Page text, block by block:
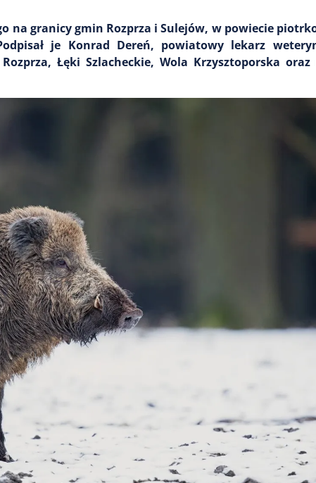
na granicy gmin Rozprza i Sulejów, w powiecie
je Konrad Dereń, powiatowy lekarz
Łęki Szlacheckie, Wola Krzysztoporska